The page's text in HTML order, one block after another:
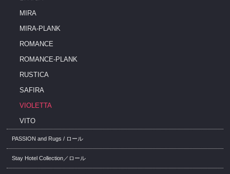
MIRA
MIRA-PLANK
ROMANCE
ROMANCE-PLANK
RUSTICA
SAFIRA
VIOLETTA
VITO
PASSION and Rugs / ロール
Stay Hotel Collection／ロール